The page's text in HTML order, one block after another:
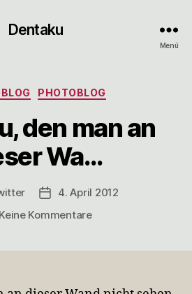
Dentaku
Menü
Kategorien
PHOTOBLOG
den man an
Wa…
Veröffentlichungsdatum
4. April 2012
Keine Kommentarezu
an